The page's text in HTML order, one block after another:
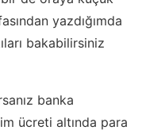
yazdığımda
bakabilirsiniz
banka
ücreti altında para